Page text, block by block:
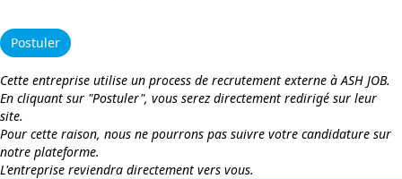
Postuler
Cette entreprise utilise un process de recrutement externe à ASH JOB.
En cliquant sur "Postuler", vous serez directement redirigé sur leur
site.
Pour cette raison, nous ne pourrons pas suivre votre candidature sur
notre plateforme.
L'entreprise reviendra directement vers vous.